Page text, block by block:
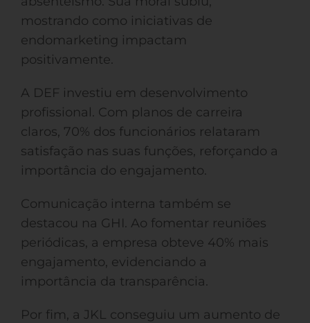
mostrando como iniciativas de
endomarketing impactam
positivamente.
A DEF investiu em desenvolvimento
profissional. Com planos de carreira
claros, 70% dos funcionários relataram
satisfação nas suas funções, reforçando a
importância do engajamento.
Comunicação interna também se
destacou na GHI. Ao fomentar reuniões
periódicas, a empresa obteve 40% mais
engajamento, evidenciando a
importância da transparência.
Por fim, a JKL conseguiu um aumento de